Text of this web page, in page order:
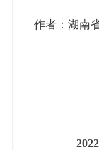
作者：湖南
2022